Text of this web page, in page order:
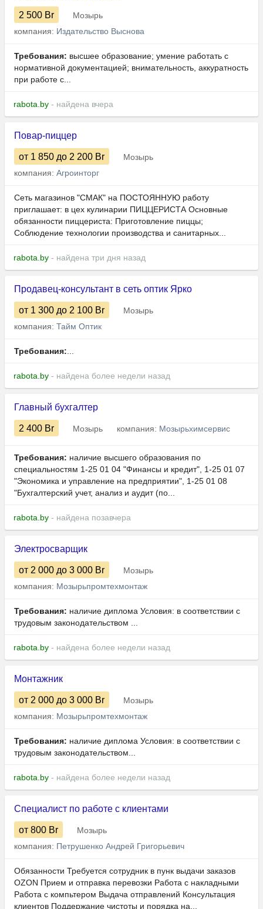
2 500 Br
Мозырь
компания: Издательство Выснова
Требования: высшее образование; умение работать с
нормативной документацией; внимательность, аккуратность
при работе с...
rabota.by - найдена вчера
Повар-пиццер
от 1 850 до 2 200 Br
Мозырь
компания: Агроинторг
Сеть магазинов "СМАК" на ПОСТОЯННУЮ работу
приглашает: в цех кулинарии ПИЦЦЕРИСТА Основные
обязанности пиццериста: Приготовление пиццы;
Соблюдение технологии производства и санитарных...
rabota.by - найдена три дня назад
Продавец-консультант в сеть оптик Ярко
от 1 300 до 2 100 Br
Мозырь
компания: Тайм Оптик
Требования:...
rabota.by - найдена более недели назад
Главный бухгалтер
2 400 Br Мозырь компания: Мозырьхимсервис
Требования: наличие высшего образования по
специальностям 1-25 01 04 "Финансы и кредит", 1-25 01 07
"Экономика и управление на предприятии", 1-25 01 08
"Бухгалтерский учет, анализ и аудит (по...
rabota.by - найдена позавчера
Электросварщик
от 2 000 до 3 000 Br
Мозырь
компания: Мозырьпромтехмонтаж
Требования: наличие диплома Условия: в соответствии с
трудовым законодательством ...
rabota.by - найдена более недели назад
Монтажник
от 2 000 до 3 000 Br
Мозырь
компания: Мозырьпромтехмонтаж
Требования: наличие диплома Условия: в соответствии с
трудовым законодательством...
rabota.by - найдена более недели назад
Специалист по работе с клиентами
от 800 Br
Мозырь
компания: Петрушенко Андрей Григорьевич
Обязанности Требуется сотрудник в пунк выдачи заказов
OZON Прием и отправка перевозки Работа с накладными
Работа с компьтером Выдача отправлений Консультация
клиентов Поддержание чистоты и порядка на...